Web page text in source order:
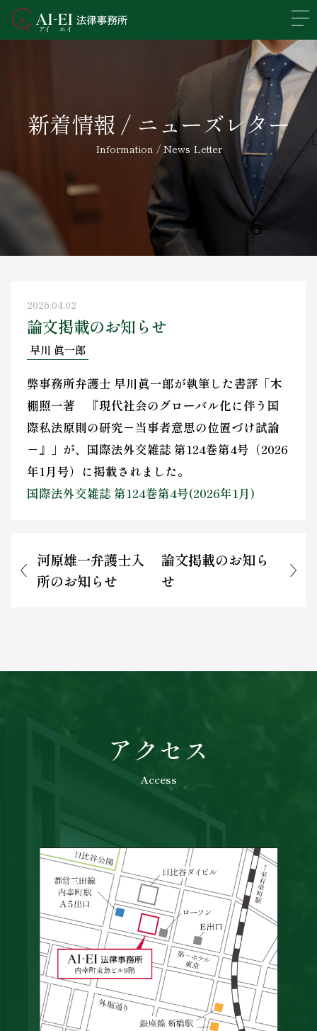
新着情報 / ニューズレター
Information / News Letter
2026.04.02
論文掲載のお知らせ
早川 眞一郎
弊事務所弁護士 早川眞一郎が執筆した書評「木
棚照一著 『現代社会のグローバル化に伴う国
際私法原則の研究－当事者意思の位置づけ試論
－』」が、国際法外交雑誌 第124巻第4号（2026
年1月号）に掲載されました。
国際法外交雑誌 第124巻第4号(2026年1月)
河原雄一弁護士入
所のお知らせ
論文掲載のお知ら
せ
アクセス
Access
事務所概要
業務分野
所属弁護士紹介
アクセス
新着情報
お問い合わせ